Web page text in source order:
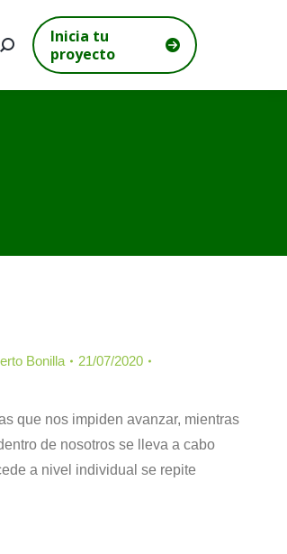
Buscar:
Inicia tu
proyecto
Bonilla
21/07/2020
que nos impiden avanzar, mientras
de nosotros se lleva a cabo
a nivel individual se repite